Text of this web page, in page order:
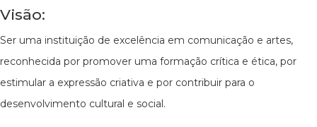
Visão:
Ser uma instituição de excelência em comunicação e artes,
reconhecida por promover uma formação crítica e ética, por
estimular a expressão criativa e por contribuir para o
desenvolvimento cultural e social.